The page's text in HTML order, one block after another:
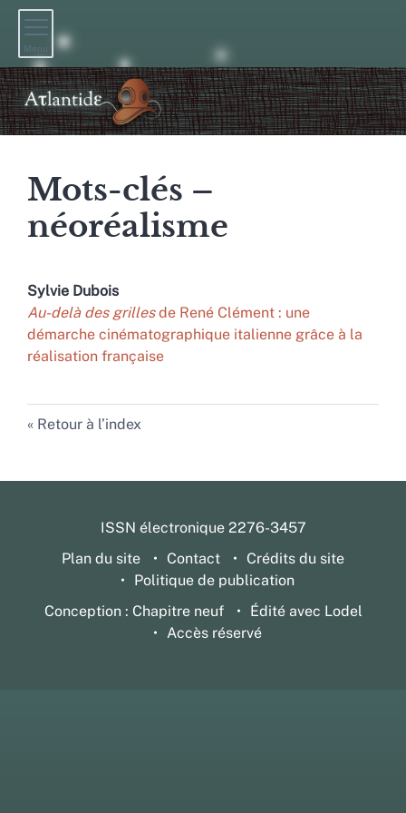
Menu
Mots-clés –
néoréalisme
Sylvie Dubois
Au-delà des grillesde René Clément : une
démarche cinématographique italienne grâce à la
réalisation française
Retour à l’index
ISSN électronique 2276-3457
Plan du site
Contact
Crédits du site
Politique de publication
Conception : Chapitre neuf
Édité avec Lodel
Accès réservé